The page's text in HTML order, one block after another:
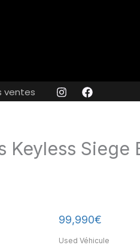
ventes
Keyless Siege
99,990€
Used Véhicule